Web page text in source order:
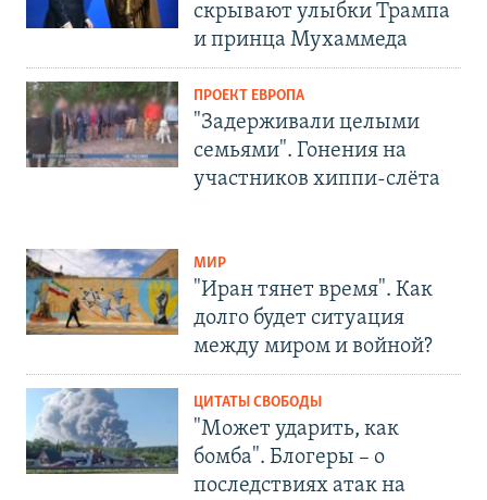
скрывают улыбки Трампа
и принца Мухаммеда
ПРОЕКТ ЕВРОПА
"Задерживали целыми
семьями". Гонения на
участников хиппи-слёта
МИР
"Иран тянет время". Как
долго будет ситуация
между миром и войной?
ЦИТАТЫ СВОБОДЫ
"Может ударить, как
бомба". Блогеры – о
последствиях атак на